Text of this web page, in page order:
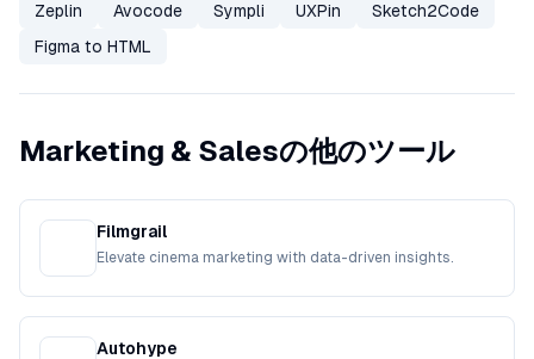
Zeplin Avocode Sympli UXPin
Sketch2Code
Figma to HTML
Marketing & Salesの他のツール
Filmgrail
Elevate cinema marketing with data-driven insights.
Autohype